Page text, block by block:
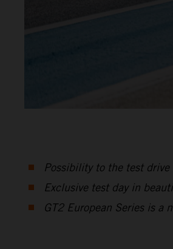
Possibility to the test drive
Exclusive test day in
GT2 European Series is a